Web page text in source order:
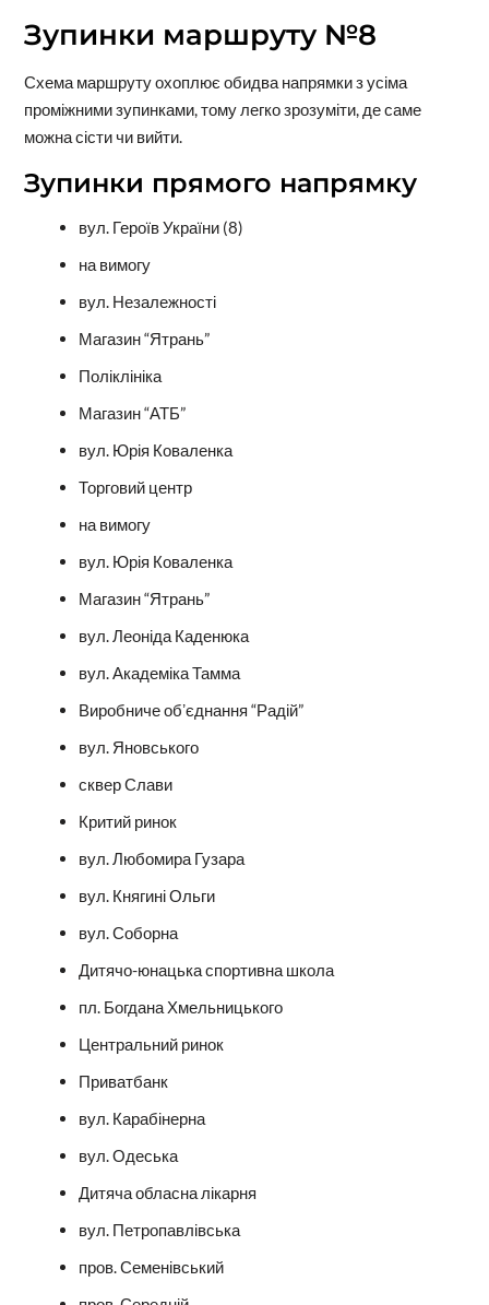
Зупинки маршруту №8
Схема маршруту охоплює обидва напрямки з усіма
проміжними зупинками, тому легко зрозуміти, де саме
можна сісти чи вийти.
Зупинки прямого напрямку
вул. Героїв України (8)
на вимогу
вул. Незалежності
Магазин “Ятрань”
Поліклініка
Магазин “АТБ”
вул. Юрія Коваленка
Торговий центр
на вимогу
вул. Юрія Коваленка
Магазин “Ятрань”
вул. Леоніда Каденюка
вул. Академіка Тамма
Виробниче обʼєднання “Радій”
вул. Яновського
сквер Слави
Критий ринок
вул. Любомира Гузара
вул. Княгині Ольги
вул. Соборна
Дитячо-юнацька спортивна школа
пл. Богдана Хмельницького
Центральний ринок
Приватбанк
вул. Карабінерна
вул. Одеська
Дитяча обласна лікарня
вул. Петропавлівська
пров. Семенівський